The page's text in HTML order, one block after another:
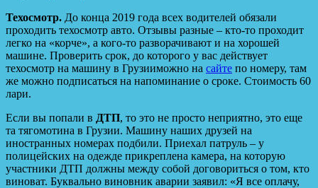
Техосмотр. До конца 2019 года всех водителей обязали
проходить техосмотр авто. Отзывы разные – кто-то проходит
легко на «корче», а кого-то разворачивают и на хорошей
машине. Проверить срок, до которого у вас действует
техосмотр на машину в Грузииможно на сайте по номеру, там
же можно подписаться на напоминание о сроке. Стоимость 60
лари.
Если вы попали в ДТП, то это не просто неприятно, это еще
та тягомотина в Грузии. Машину наших друзей на
иностранных номерах подбили. Приехал патруль – у
полицейских на одежде прикреплена камера, на которую
участники ДТП должны между собой договориться о том, кто
виноват. Буквально виновник аварии заявил: «Я все оплачу,